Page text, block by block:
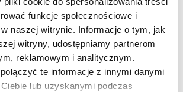
funkcje społecznościowe i
naszej witrynie. Informacje o tym, jak
witryny, udostępniamy partnerom
reklamowym i analitycznym.
te informacje z innymi danymi
lub uzyskanymi podczas